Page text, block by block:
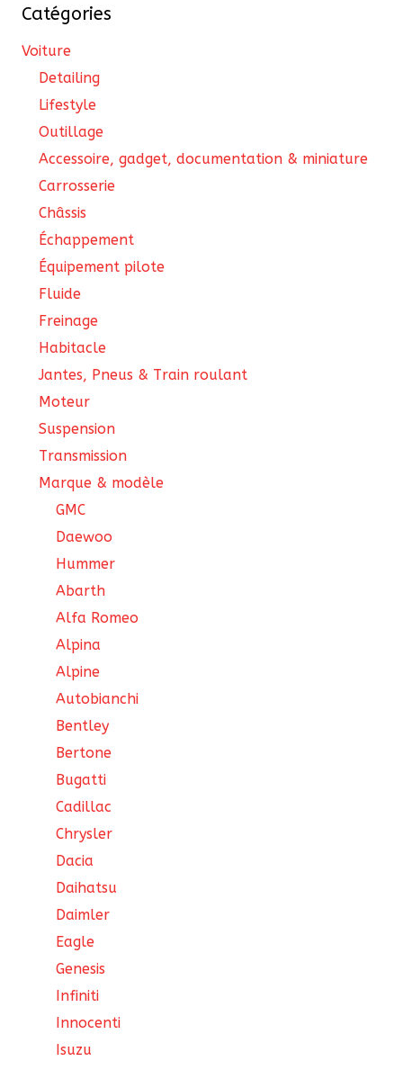
Catégories
Voiture
Detailing
Lifestyle
Outillage
Accessoire, gadget, documentation & miniature
Carrosserie
Châssis
Échappement
Équipement pilote
Fluide
Freinage
Habitacle
Jantes, Pneus & Train roulant
Moteur
Suspension
Transmission
Marque & modèle
GMC
Daewoo
Hummer
Abarth
Alfa Romeo
Alpina
Alpine
Autobianchi
Bentley
Bertone
Bugatti
Cadillac
Chrysler
Dacia
Daihatsu
Daimler
Eagle
Genesis
Infiniti
Innocenti
Isuzu